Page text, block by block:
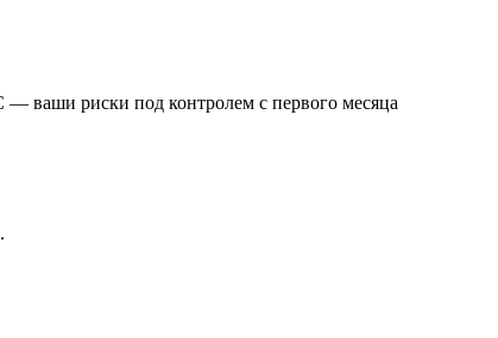
ваши риски под контролем с первого месяца